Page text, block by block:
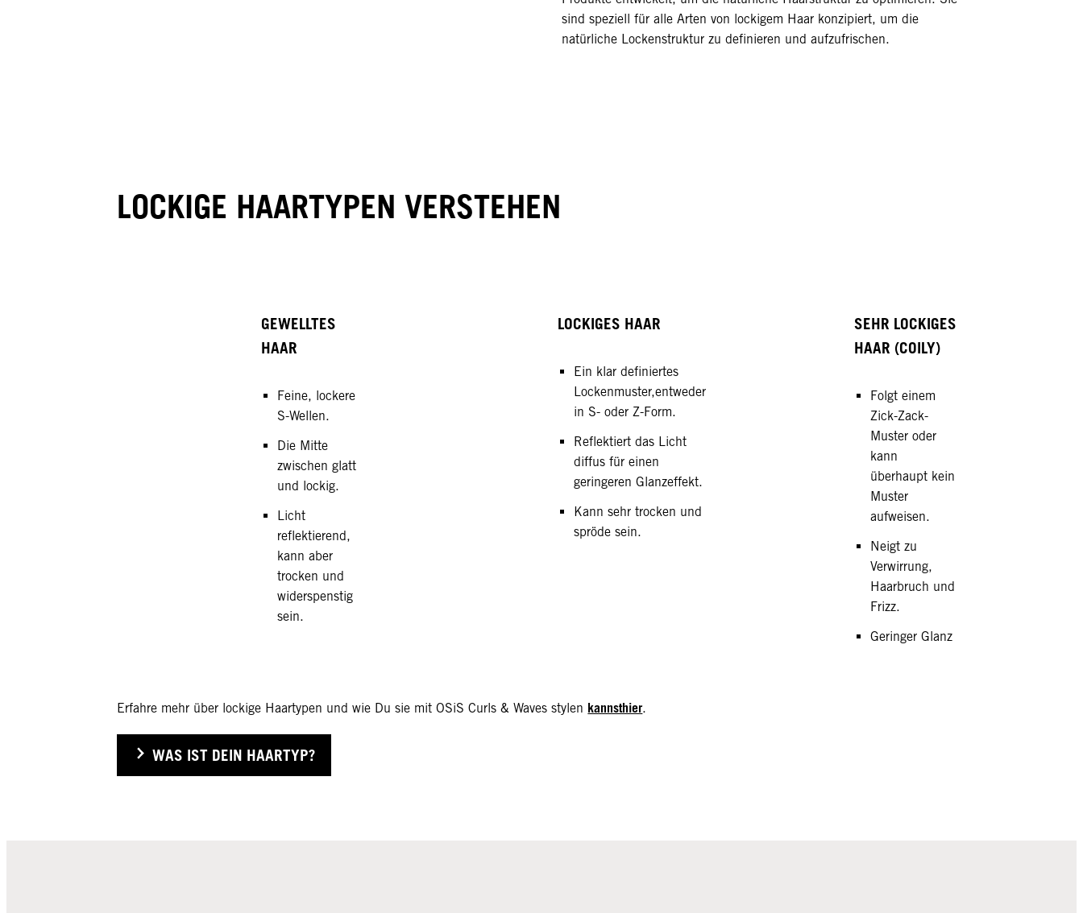
sind speziell für alle Arten von lockigem Haar konzipiert, um die
natürliche Lockenstruktur zu definieren und aufzufrischen.
LOCKIGE HAARTYPEN VERSTEHEN
GEWELLTES
HAAR
Feine, lockere
S-Wellen.
Die Mitte
zwischen glatt
und lockig.
Licht
reflektierend,
kann aber
trocken und
widerspenstig
sein.
LOCKIGES HAAR
Ein klar definiertes
Lockenmuster,entweder
in S- oder Z-Form.
Reflektiert das Licht
diffus für einen
geringeren Glanzeffekt.
Kann sehr trocken und
spröde sein.
SEHR LOCKIGES
HAAR (COILY)
Folgt einem
Zick-Zack-
Muster oder
kann
überhaupt kein
Muster
aufweisen.
Neigt zu
Verwirrung,
Haarbruch und
Frizz.
Geringer Glanz
Erfahre mehr über lockige Haartypen und wie Du sie mit OSiS Curls & Waves stylen kannsthier.
WAS IST DEIN HAARTYP?